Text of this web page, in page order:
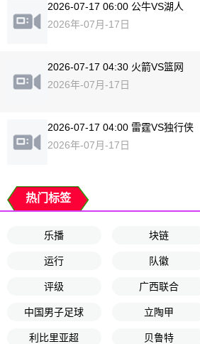
2026-07-17 06:00 公牛VS湖人
2026年-07月-17日
2026-07-17 04:30 火箭VS篮网
2026年-07月-17日
2026-07-17 04:00 雷霆VS独行侠
2026年-07月-17日
热门标签
乐播 块链
运行 队徽
评级 广西联合
中国男子足球 立陶甲
利比里亚超 贝鲁特